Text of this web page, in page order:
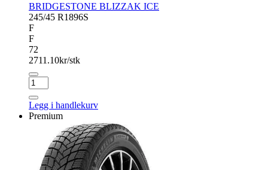
BRIDGESTONE BLIZZAK ICE
245/45 R1896S
F
F
72
2711.10kr/stk
BRIDGESTONE
BLIZZAK
ICE
antall
Legg i handlekurv
Premium